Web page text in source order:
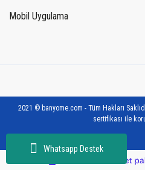
Whatsapp Destek
Mobil Uygulama
2021 © banyome.com - Tüm Hakları
sertifikası ile